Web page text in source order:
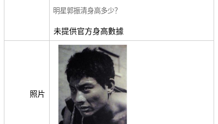
明星郭振清身高多少？
未提供官方身高數據
照片